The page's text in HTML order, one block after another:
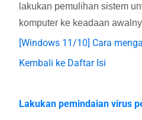
lakukan pemulihan sistem
komputer ke keadaan
[Windows 11/10] Cara
Kembali ke Daftar Isi
Lakukan pemindaian virus